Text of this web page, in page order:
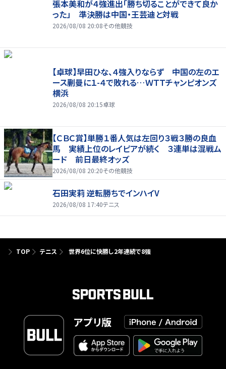
張本美和が４強進出「勝ち切ることができて良か
った」 準決勝は中国・王芸迪と対戦
2026/08/08 20:08その他競技
【卓球】早田ひな、４強入りならず 中国の左のエ
ース蒯曼に１-４で敗れる…ＷＴＴチャンピオンズ
横浜
2026/08/08 20:15卓球
【ＣＢＣ賞】単勝１番人気は左回り３戦３勝の良血
馬 実績上位のレイピアが続く ３連単は混戦ム
ード 前日最終オッズ
2026/08/08 20:20その他競技
石田実莉 逆転勝ちでインハイV
2026/08/08 17:40テニス
TOP テニス 世界6位に快勝し2年連続で8強
アプリ版